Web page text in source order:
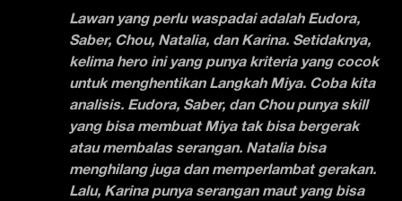
Lawan yang perlu waspadai adalah Eudora,
Saber, Chou, Natalia, dan Karina. Setidaknya,
kelima hero ini yang punya kriteria yang cocok
untuk menghentikan Langkah Miya. Coba kita
analisis. Eudora, Saber, dan Chou punya skill
yang bisa membuat Miya tak bisa bergerak
atau membalas serangan. Natalia bisa
menghilang juga dan memperlambat gerakan.
Lalu, Karina punya serangan maut yang bisa